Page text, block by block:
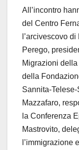
All’incontro
del Centro
l’arcivescovo
Perego,
Migrazioni
della
Sannita-Telese-
Mazzafaro,
la Conferenza
Mastrovito,
l’immigrazione